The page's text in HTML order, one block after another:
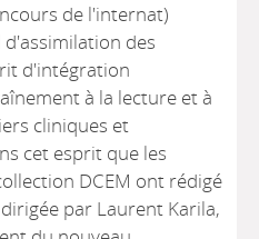
de l'internat)
des
d'intégration
à la lecture et à
cliniques et
cet esprit que les
DCEM ont rédigé
par Laurent Karila,